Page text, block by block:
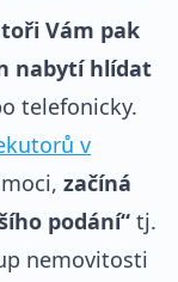
Vám pak
nabytí hlídat
telefonicky.
v
začíná
podání“ tj.
nemovitosti